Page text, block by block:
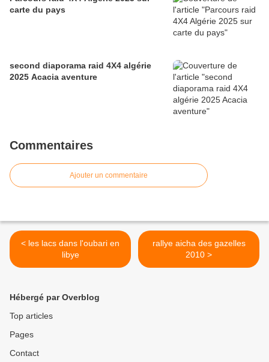
carte du pays
second diaporama raid 4X4 algérie
2025 Acacia aventure
Commentaires
Ajouter un commentaire
< les lacs dans l'oubari en
libye
rallye aicha des gazelles
2010 >
Hébergé par Overblog
Top articles
Pages
Contact